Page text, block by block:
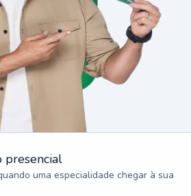
presencial
uma especialidade chegar à sua